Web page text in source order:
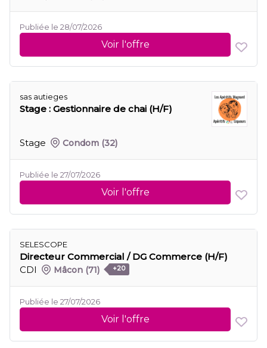
Publiée le 28/07/2026
Voir l'offre
sas autieges
Stage : Gestionnaire de chai (H/F)
Stage Condom (32)
Publiée le 27/07/2026
Voir l'offre
SELESCOPE
Directeur Commercial / DG Commerce (H/F)
CDI
Mâcon (71) +20
Publiée le 27/07/2026
Voir l'offre